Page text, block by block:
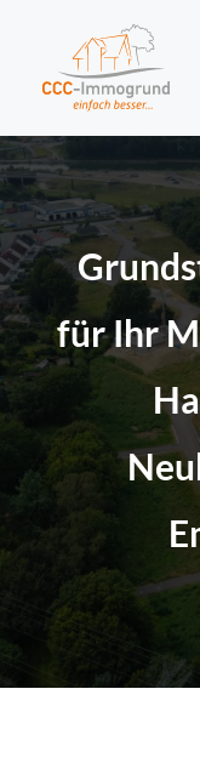
für Ihr